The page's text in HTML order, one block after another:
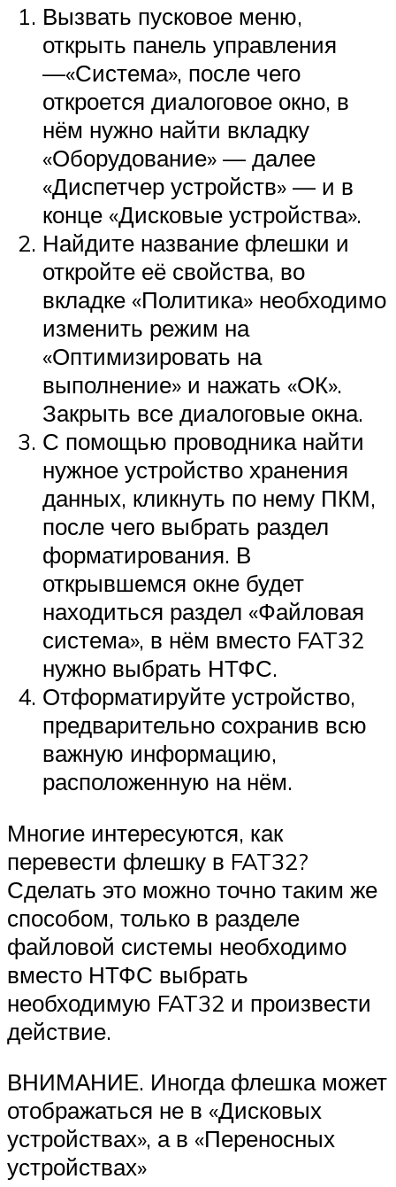
Вызвать пусковое меню,
открыть панель управления
—«Система», после чего
откроется диалоговое окно, в
нём нужно найти вкладку
«Оборудование» — далее
«Диспетчер устройств» — и в
конце «Дисковые устройства».
Найдите название флешки и
откройте её свойства, во
вкладке «Политика» необходимо
изменить режим на
«Оптимизировать на
выполнение» и нажать «ОК».
Закрыть все диалоговые окна.
С помощью проводника найти
нужное устройство хранения
данных, кликнуть по нему ПКМ,
после чего выбрать раздел
форматирования. В
открывшемся окне будет
находиться раздел «Файловая
система», в нём вместо FAT32
нужно выбрать НТФС.
Отформатируйте устройство,
предварительно сохранив всю
важную информацию,
расположенную на нём.
Многие интересуются, как
перевести флешку в FAT32?
Сделать это можно точно таким же
способом, только в разделе
файловой системы необходимо
вместо НТФС выбрать
необходимую FAT32 и произвести
действие.
ВНИМАНИЕ. Иногда флешка может
отображаться не в «Дисковых
устройствах», а в «Переносных
устройствах»